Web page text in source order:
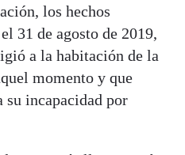
los hechos
31 de agosto de 2019,
a la habitación de la
momento y que
su incapacidad por